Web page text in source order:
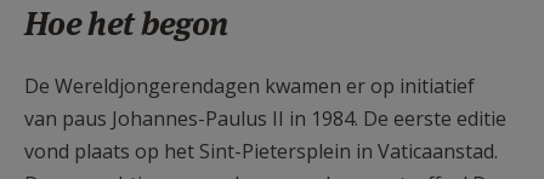
Hoe het begon
De Wereldjongerendagen kwamen er op initiatief
van paus Johannes-Paulus II in 1984. De eerste editie
vond plaats op het Sint-Pietersplein in Vaticaanstad.